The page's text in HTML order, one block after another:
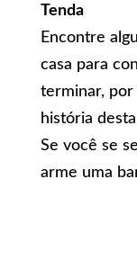
Tenda
Encontre
casa para
terminar, por
história
Se você se
arme uma